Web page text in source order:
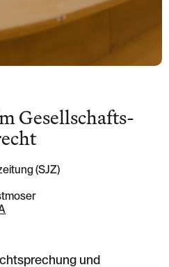
LINKEDIN
Gesellschafts-
(SJZ)
und